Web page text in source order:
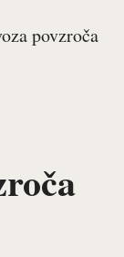
povzroča